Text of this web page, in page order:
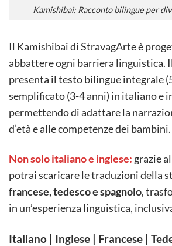
Kamishibai: Racconto bilingue per
Il Kamishibai di StravagArte è
abbattere ogni barriera linguistica.
presenta il testo bilingue integrale
semplificato (3-4 anni) in italiano e
permettendo di adattare la
d’età e alle competenze dei bambini.
Non solo italiano e inglese: grazie
potrai scaricare le traduzioni della
francese, tedesco e spagnolo,
in un’esperienza linguistica,
Italiano | Inglese | Francese |